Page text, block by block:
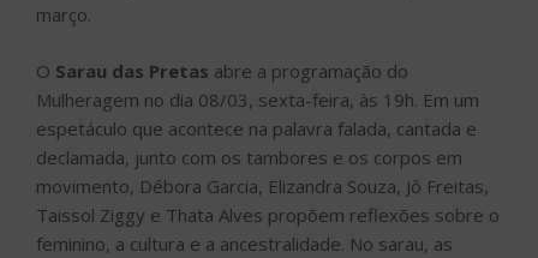
março.
O Sarau das Pretas abre a programação do
Mulheragem no dia 08/03, sexta-feira, às 19h. Em um
espetáculo que acontece na palavra falada, cantada e
declamada, junto com os tambores e os corpos em
movimento, Débora Garcia, Elizandra Souza, Jô Freitas,
Taissol Ziggy e Thata Alves propõem reflexões sobre o
feminino, a cultura e a ancestralidade. No sarau, as